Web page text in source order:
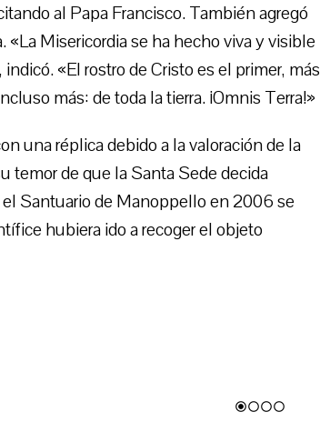
al Papa Francisco. También agregó
Misericordia se ha hecho viva y visible
«El rostro de Cristo es el primer, más
más: de toda la tierra. ¡Omnis Terra!»
una réplica debido a la valoración de la
temor de que la Santa Sede decida
Santuario de Manoppello en 2006 se
hubiera ido a recoger el objeto